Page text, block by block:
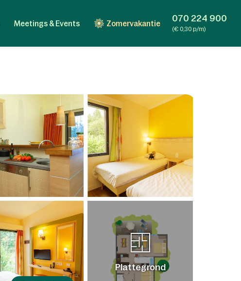
Meetings & Events Zomervakantie 070 224 900
(€ 0,30 p/m)
Plattegrond